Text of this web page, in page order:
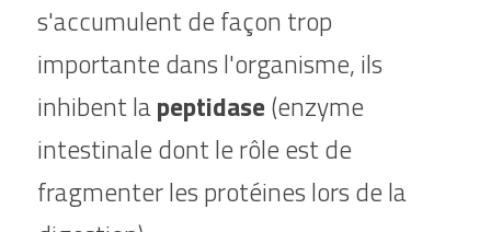
s'accumulent de façon trop
importante dans l'organisme, ils
inhibent la peptidase (enzyme
intestinale dont le rôle est de
fragmenter les protéines lors de la